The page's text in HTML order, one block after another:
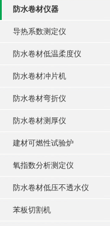
防水卷材仪器
导热系数测定仪
防水卷材低温柔度仪
防水卷材冲片机
防水卷材弯折仪
防水卷材测厚仪
建材可燃性试验炉
氧指数分析测定仪
防水卷材低压不透水仪
苯板切割机